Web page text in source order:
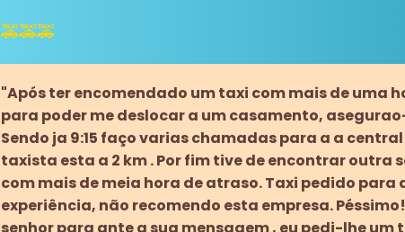
🚕🚕🚕
"Após ter encomendado um taxi com mais de uma
para poder me deslocar a um casamento,
Sendo ja 9:15 faço varias chamadas para a a
taxista esta a 2 km . Por fim tive de encontrar outra
com mais de meia hora de atraso. Taxi pedido para
experiência, não recomendo esta empresa.